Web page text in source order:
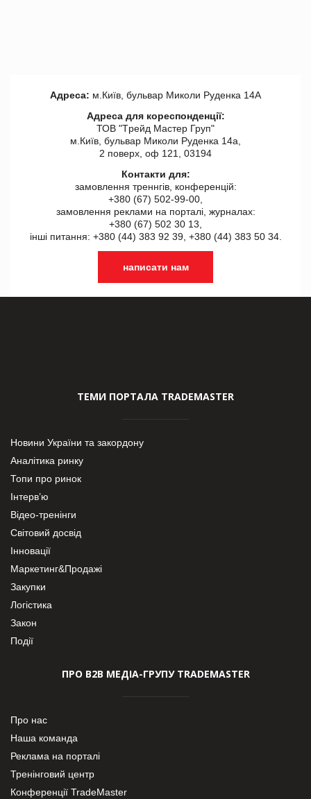
Адреса: м.Київ, бульвар Миколи Руденка 14А
Адреса для кореспонденції:
ТОВ "Tрейд Мастер Груп"
м.Київ, бульвар Миколи Руденка 14а,
2 поверх, оф 121, 03194
Контакти для:
замовлення треннгів, конференцій:
+380 (67) 502-99-00,
замовлення реклами на порталі, журналах:
+380 (67) 502 30 13,
інші питання: +380 (44) 383 92 39, +380 (44) 383 50 34.
написати нам
ТЕМИ ПОРТАЛА TRADEMASTER
Новини України та закордону
Аналітика ринку
Топи про ринок
Інтерв’ю
Відео-тренінги
Світовий досвід
Інновації
Маркетинг&Продажі
Закупки
Логістика
Закон
Події
ПРО В2В МЕДІА-ГРУПУ TRADEMASTER
Про нас
Наша команда
Реклама на порталі
Тренінговий центр
Конференції TradeMaster